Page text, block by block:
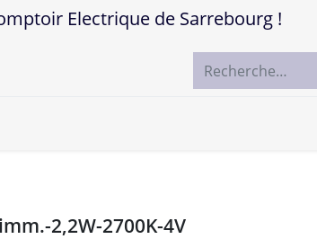
Electrique de Sarrebourg !
2,2W-2700K-4V